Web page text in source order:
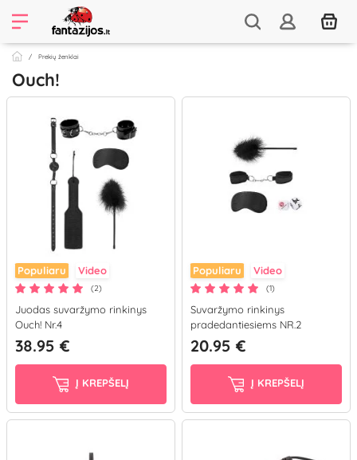
Prekių ženklai
Ouch!
Populiaru Video
(2)
Juodas suvaržymo rinkinys
Ouch! Nr.4
38.95 €
Į KREPŠELĮ
Populiaru Video
(1)
Suvaržymo rinkinys
pradedantiesiems NR.2
20.95 €
Į KREPŠELĮ